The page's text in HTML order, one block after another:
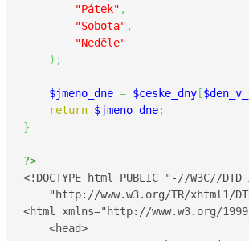
"Pátek" ,
"Sobota" ,
"Neděle"
) ;
$jmeno_dne = $ceske_dny [
return $jmeno_dne;
}
?>
<!DOCTYPE html PUBLIC "-//W3C//
"http://www.w3.org/TR/xhtml1/
<html xmlns="http://www.w3.org/
    <head>